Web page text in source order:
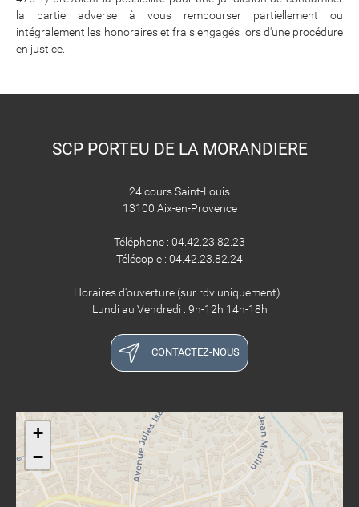
la partie adverse à vous rembourser partiellement ou
intégralement les honoraires et frais engagés lors d'une procédure
en justice.
SCP PORTEU DE LA MORANDIERE
24 cours Saint-Louis
13100 Aix-en-Provence
Téléphone : 04.42.23.82.23
Télécopie : 04.42.23.82.24
Horaires d'ouverture (sur rdv uniquement) :
Lundi au Vendredi : 9h-12h 14h-18h
CONTACTEZ-NOUS
+
−